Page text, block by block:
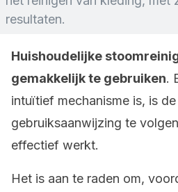
resultaten.
Huishoudelijke
gemakkelijk te gebruiken.
intuïtief mechanisme is, is
gebruiksaanwijzing te
effectief werkt.
Het is aan te raden om,